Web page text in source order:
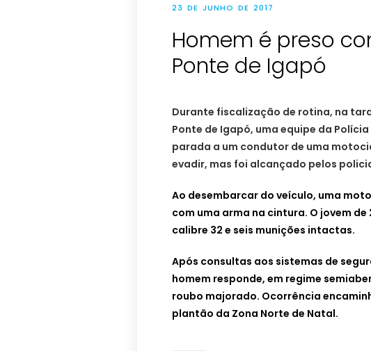
23 DE JUNHO DE 2017
Homem é preso
Ponte de Igapó
Durante fiscalização de rotina, na
Ponte de Igapó, uma equipe da
parada a um condutor de uma
evadir, mas foi alcançado pelos
Ao desembarcar do veículo, uma
com uma arma na cintura. O jovem
calibre 32 e seis munições intactas.
Após consultas aos sistemas de
homem responde, em regime
roubo majorado. Ocorrência
plantão da Zona Norte de Natal.